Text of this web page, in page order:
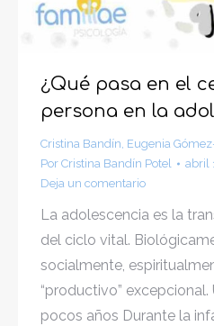
¿Qué pasa en el
persona en la
Cristina Bandín, Eugenia
Por Cristina Bandín Potel
abril
Deja un comentario
La adolescencia es la
del ciclo vital.
socialmente,
“productivo”
pocos años Durante la